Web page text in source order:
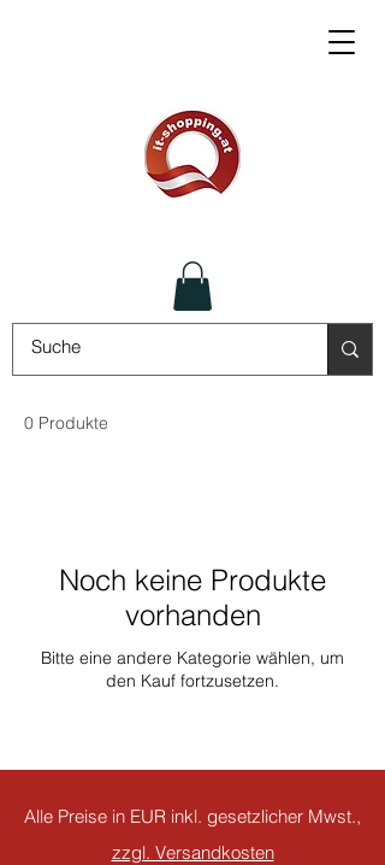
0 Produkte
Noch keine Produkte
vorhanden
Bitte eine andere Kategorie wählen, um
den Kauf fortzusetzen.
Alle Preise in EUR inkl. gesetzlicher Mwst.,
zzgl. Versandkosten